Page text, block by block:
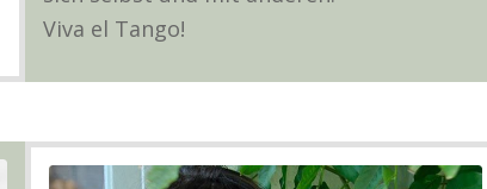
Viva el Tango!